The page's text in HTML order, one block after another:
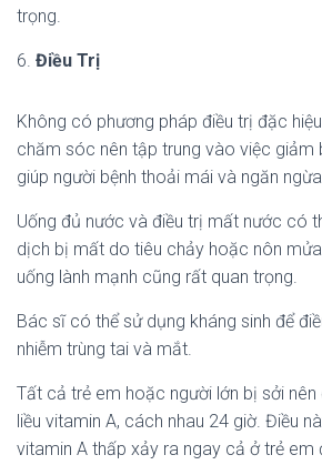
trọng.
6. Điều Trị
Không có phương pháp điều trị đặc
chăm sóc nên tập trung vào việc giảm
giúp người bệnh thoải mái và ngăn
Uống đủ nước và điều trị mất nước có
dịch bị mất do tiêu chảy hoặc nôn
uống lành mạnh cũng rất quan trọng.
Bác sĩ có thể sử dụng kháng sinh để
nhiễm trùng tai và mắt.
Tất cả trẻ em hoặc người lớn bị sởi
liều vitamin A, cách nhau 24 giờ. Điều
vitamin A thấp xảy ra ngay cả ở trẻ em